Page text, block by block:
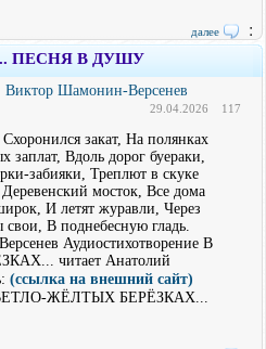
далее :
ПЕСНЯ В ДУШУ
Виктор Шамонин-Версенев
29.04.2026 117
закат, На полянках
Вдоль дорог буераки,
забияки, Треплют в скуке
Деревенский мосток, Все дома
И летят журавли, Через
В поднебесную гладь.
Аудиостихотворение В
читает Анатолий
(ссылка на внешний сайт)
ЖЁЛТЫХ БЕРЁЗКАХ...